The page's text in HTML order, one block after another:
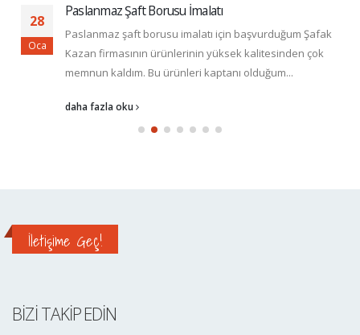
28
Oca
Paslanmaz Şaft Borusu İmalatı
Paslanmaz şaft borusu imalatı için başvurduğum Şafak
Kazan firmasının ürünlerinin yüksek kalitesinden çok
memnun kaldım. Bu ürünleri kaptanı olduğum...
daha fazla oku
İletişime Geç!
BIZI TAKIP EDIN